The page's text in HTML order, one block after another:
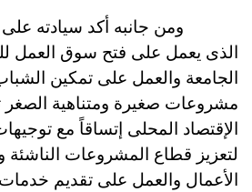
ومن جانبه أكد سيادته على
الذى يعمل على فتح سوق العمل
الجامعة والعمل على تمكين
مشروعات صغيرة ومتناهية الصغر
الإقتصاد المحلى إتساقاً مع
لتعزيز قطاع المشروعات الناشئة
الأعمال والعمل على تقديم